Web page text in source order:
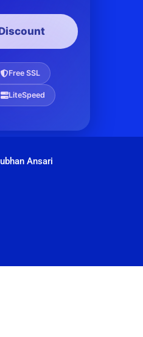
Free SSL
LiteSpeed
Ansari